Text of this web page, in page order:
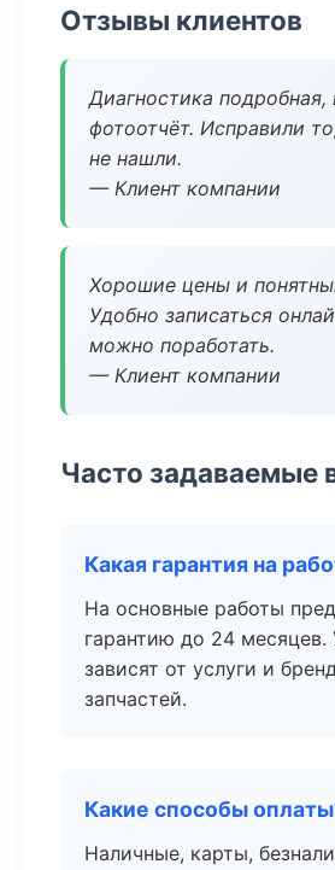
Отзывы клиентов
Диагностика подробная,
фотоотчёт. Исправили
не нашли.
— Клиент компании
Хорошие цены и
Удобно записаться
можно поработать.
— Клиент компании
Часто задаваемые
Какая гарантия на
На основные работы
гарантию до 24 месяцев.
зависят от услуги и
запчастей.
Какие способы
Наличные, карты,